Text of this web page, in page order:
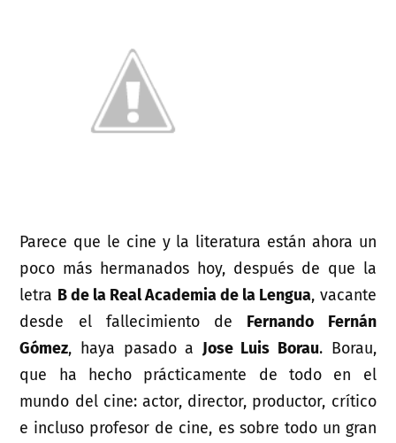
Parece que le cine y la literatura están ahora un
poco más hermanados hoy, después de que la
letra B de la Real Academia de la Lengua, vacante
desde el fallecimiento de Fernando Fernán
Gómez, haya pasado a Jose Luis Borau. Borau,
que ha hecho prácticamente de todo en el
mundo del cine: actor, director, productor, crítico
e incluso profesor de cine, es sobre todo un gran